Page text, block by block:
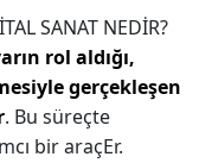
SANAT NEDİR?
rol aldığı,
gerçekleşen
. Bu süreçte
bir araçEr.